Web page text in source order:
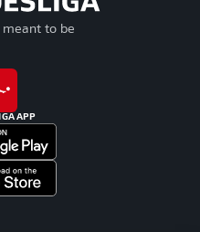
meant to be
APP